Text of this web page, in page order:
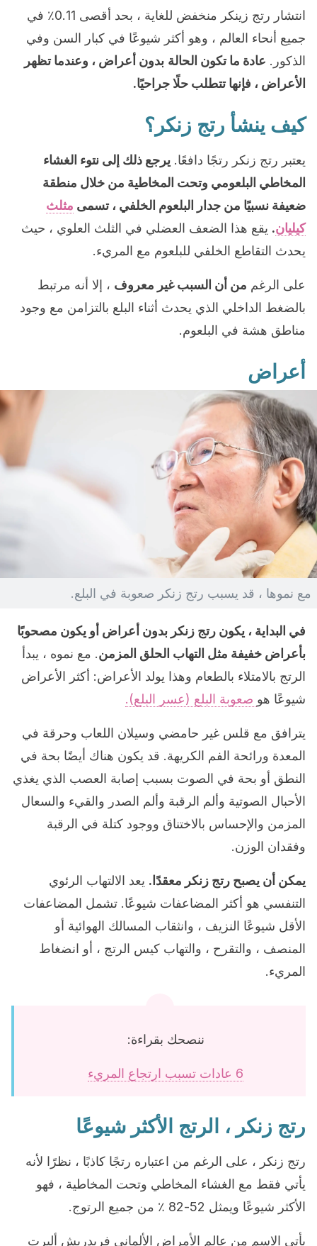
انتشار رتج زينكر منخفض للغاية ، بحد أقصى 0.11٪ في
جميع أنحاء العالم ، وهو أكثر شيوعًا في كبار السن وفي
الذكور. عادة ما تكون الحالة بدون أعراض ، وعندما تظهر
الأعراض ، فإنها تتطلب حلًا جراحيًا.
كيف ينشأ رتج زنكر؟
يعتبر رتج زنكر رتجًا دافعًا. يرجع ذلك إلى نتوء الغشاء
المخاطي البلعومي وتحت المخاطية من خلال منطقة
ضعيفة نسبيًا من جدار البلعوم الخلفي ، تسمى مثلث
كيليان. يقع هذا الضعف العضلي في الثلث العلوي ، حيث
يحدث التقاطع الخلفي للبلعوم مع المريء.
على الرغم من أن السبب غير معروف ، إلا أنه مرتبط
بالضغط الداخلي الذي يحدث أثناء البلع بالتزامن مع وجود
مناطق هشة في البلعوم.
أعراض
مع نموها ، قد يسبب رتج زنكر صعوبة في البلع.
في البداية ، يكون رتج زنكر بدون أعراض أو يكون مصحوبًا
بأعراض خفيفة مثل التهاب الحلق المزمن. مع نموه ، يبدأ
الرتج بالامتلاء بالطعام وهذا يولد الأعراض: أكثر الأعراض
شيوعًا هو صعوبة البلع (عسر البلع).
يترافق مع قلس غير حامضي وسيلان اللعاب وحرقة في
المعدة ورائحة الفم الكريهة. قد يكون هناك أيضًا بحة في
النطق أو بحة في الصوت بسبب إصابة العصب الذي يغذي
الأحبال الصوتية وألم الرقبة وألم الصدر والقيء والسعال
المزمن والإحساس بالاختناق ووجود كتلة في الرقبة
وفقدان الوزن.
يمكن أن يصبح رتج زنكر معقدًا. يعد الالتهاب الرئوي
التنفسي هو أكثر المضاعفات شيوعًا. تشمل المضاعفات
الأقل شيوعًا النزيف ، وانثقاب المسالك الهوائية أو
المنصف ، والتقرح ، والتهاب كيس الرتج ، أو انضغاط
المريء.
ننصحك بقراءة:
6 عادات تسبب ارتجاع المريء
رتج زنكر ، الرتج الأكثر شيوعًا
رتج زنكر ، على الرغم من اعتباره رتجًا كاذبًا ، نظرًا لأنه
يأتي فقط مع الغشاء المخاطي وتحت المخاطية ، فهو
الأكثر شيوعًا ويمثل 52-82 ٪ من جميع الرتوج.
يأتي الاسم من عالم الأمراض الألماني فريدريش ألبرت